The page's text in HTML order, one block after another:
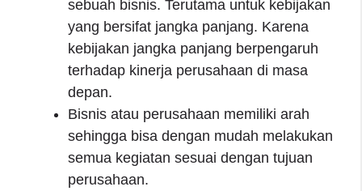
sebuah bisnis. Terutama untuk kebijakan
yang bersifat jangka panjang. Karena
kebijakan jangka panjang berpengaruh
terhadap kinerja perusahaan di masa
depan.
Bisnis atau perusahaan memiliki arah
sehingga bisa dengan mudah melakukan
semua kegiatan sesuai dengan tujuan
perusahaan.